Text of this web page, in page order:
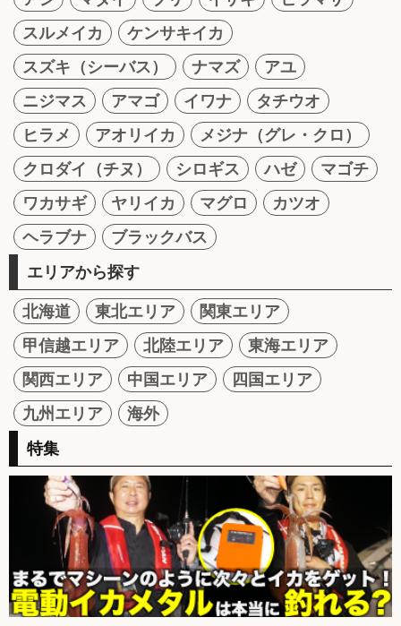
スルメイカ
ケンサキイカ
スズキ（シーバス）
ナマズ
アユ
ニジマス
アマゴ イワナ
タチウオ
ヒラメ
アオリイカ
メジナ（グレ・クロ）
クロダイ（チヌ）
シロギス ハゼ
マゴチ
ワカサギ
ヤリイカ マグロ
カツオ
ヘラブナ
ブラックバス
エリアから探す
北海道 東北エリア
関東エリア
甲信越エリア
北陸エリア
東海エリア
関西エリア
中国エリア
四国エリア
九州エリア
海外
特集